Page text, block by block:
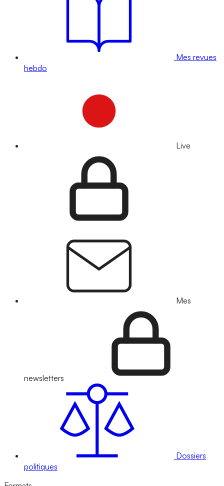
Mes revues
hebdo
Live
Mes
newsletters
Dossiers
politiques